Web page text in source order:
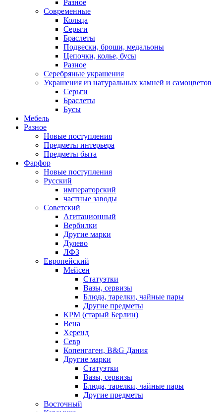
Разное
Современные
Кольца
Серьги
Браслеты
Подвески, броши, медальоны
Цепочки, колье, бусы
Разное
Серебряные украшения
Украшения из натуральных камней и самоцветов
Серьги
Браслеты
Бусы
Мебель
Разное
Новые поступления
Предметы интерьера
Предметы быта
Фарфор
Новые поступления
Русский
императорский
частные заводы
Советский
Агитационный
Вербилки
Другие марки
Дулево
ЛФЗ
Европейский
Мейсен
Статуэтки
Вазы, сервизы
Блюда, тарелки, чайные пары
Другие предметы
КРМ (старый Берлин)
Вена
Херенд
Севр
Копенгаген, B&G Дания
Другие марки
Статуэтки
Вазы, сервизы
Блюда, тарелки, чайные пары
Другие предметы
Восточный